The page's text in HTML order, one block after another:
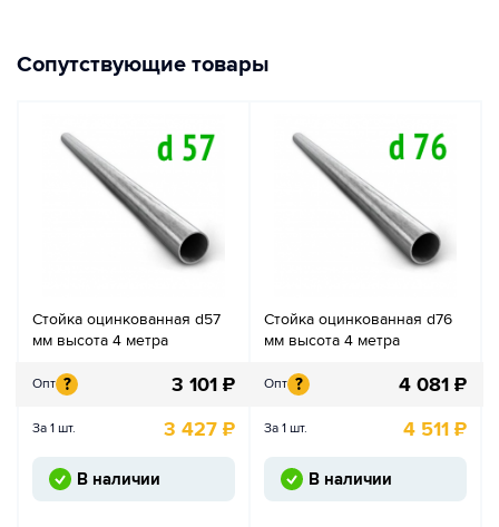
Сопутствующие товары
Стойка оцинкованная d57
мм высота 4 метра
Опт ? 3 101 ₽
За 1 шт. 3 427 ₽
В наличии
Стойка оцинкованная d76
мм высота 4 метра
Опт ? 4 081 ₽
За 1 шт. 4 511 ₽
В наличии